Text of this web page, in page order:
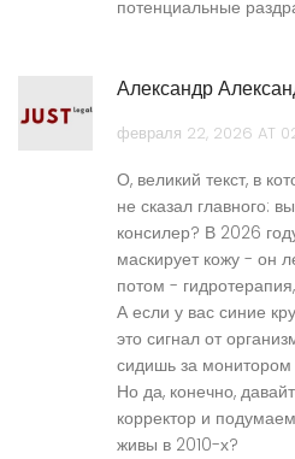
потенциальные
Александр
февраля 22, 2026 AT
О, великий текст, в
не сказал главного:
консилер? В 2026
маскирует кожу - он
потом -
А если у вас синие
это сигнал от
сидишь за
Но да, конечно,
корректор и
живы в 2010-х?